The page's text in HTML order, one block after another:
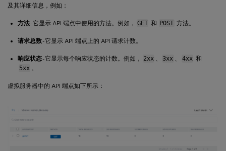
及其详细信息，例如：
方法- 它显示 API 端点中使用的方法。例如， GET 和 POST 方法。
请求总数- 它显示 API 端点上的 API 请求计数。
响应状态- 它显示每个响应状态的计数。例如， 2xx 3xx 4xx 和
5xx 。
虚拟服务器中的 API 端点如下所示：